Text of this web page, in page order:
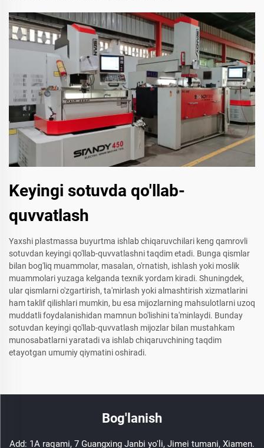
Keyingi sotuvda qo'llab-
quvvatlash
Yaxshi plastmassa buyurtma ishlab chiqaruvchilari keng qamrovli
sotuvdan keyingi qo'llab-quvvatlashni taqdim etadi. Bunga qismlar
bilan bog'liq muammolar, masalan, o'rnatish, ishlash yoki moslik
muammolari yuzaga kelganda texnik yordam kiradi. Shuningdek,
ular qismlarni o'zgartirish, ta'mirlash yoki almashtirish xizmatlarini
ham taklif qilishlari mumkin, bu esa mijozlarning mahsulotlarni uzoq
muddatli foydalanishidan mamnun bo'lishini ta'minlaydi. Bunday
sotuvdan keyingi qo'llab-quvvatlash mijozlar bilan mustahkam
munosabatlarni yaratadi va ishlab chiqaruvchining taqdim
etayotgan umumiy qiymatini oshiradi.
Bog'lanish
Add: 1A raqami, 7 Guangxing Janbi yo'li, Jimei tumani, Xiamen.